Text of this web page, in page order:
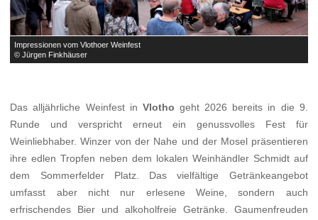
Impressionen vom Vlothoer Weinfest
© Jürgen Finkhäuser
Das alljährliche Weinfest in Vlotho geht 2026 bereits in die 9.
Runde und verspricht erneut ein genussvolles Fest für
Weinliebhaber. Winzer von der Nahe und der Mosel präsentieren
ihre edlen Tropfen neben dem lokalen Weinhändler Schmidt auf
dem Sommerfelder Platz. Das vielfältige Getränkeangebot
umfasst aber nicht nur erlesene Weine, sondern auch
erfrischendes Bier und alkoholfreie Getränke. Gaumenfreuden